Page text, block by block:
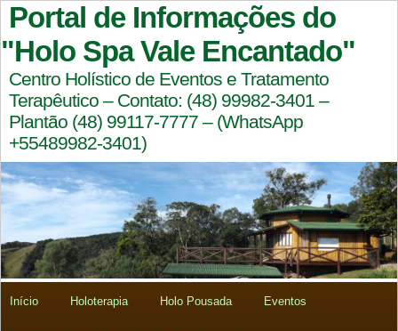
Portal de Informações do
"Holo Spa Vale Encantado"
Centro Holístico de Eventos e Tratamento
Terapêutico – Contato: (48) 99982-3401 –
Plantão (48) 99117-7777 – (WhatsApp
+55489982-3401)
Início Holoterapia Holo Pousada Eventos